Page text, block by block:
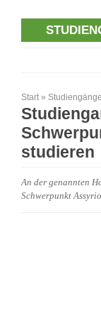
Start » Studiengänge
studieren
An der genannten
Schwerpunkt